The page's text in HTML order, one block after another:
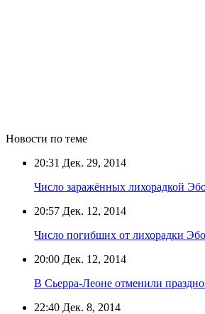
Новости по теме
20:31 Дек. 29, 2014
Число заражённых лихорадкой
20:57 Дек. 12, 2014
Число погибших от лихорадки
20:00 Дек. 12, 2014
В Сьерра-Леоне отменили
22:40 Дек. 8, 2014